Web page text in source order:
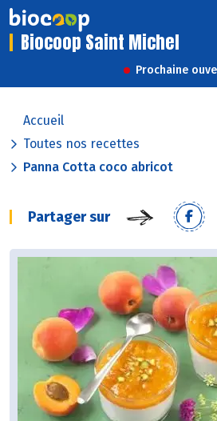
Biocoop Saint Michel
Prochaine
Accueil
Toutes nos recettes
Panna Cotta coco abricot
Partager sur